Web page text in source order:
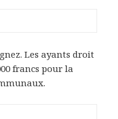
Les ayants droit
francs pour la